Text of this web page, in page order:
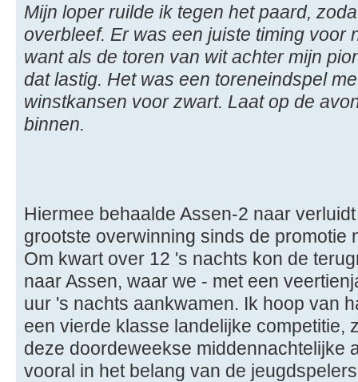
Mijn loper ruilde ik tegen het paard,
overbleef. Er was een juiste timing voor
want als de toren van wit achter mijn
dat lastig. Het was een toreneindspel
winstkansen voor zwart. Laat op de
binnen.
Hiermee behaalde Assen-2 naar
grootste overwinning sinds de promotie
Om kwart over 12 's nachts kon de
naar Assen, waar we - met een
uur 's nachts aankwamen. Ik hoop van
een vierde klasse landelijke competitie,
deze doordeweekse middennachtelijke
vooral in het belang van de